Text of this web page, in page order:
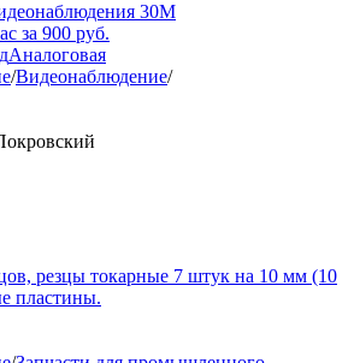
30М
за 900 руб.
Аналоговая
/Видеонаблюдение/
резцы токарные 7 штук на 10 мм (10
пластины.